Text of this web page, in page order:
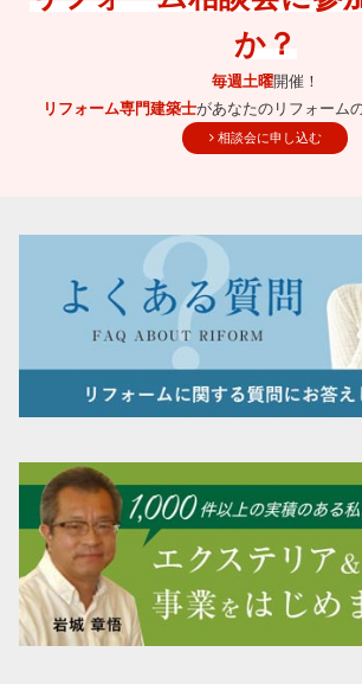
か？
毎週土曜開催！
リフォーム専門建築士があなたのリフォーム
相談会に申し込む